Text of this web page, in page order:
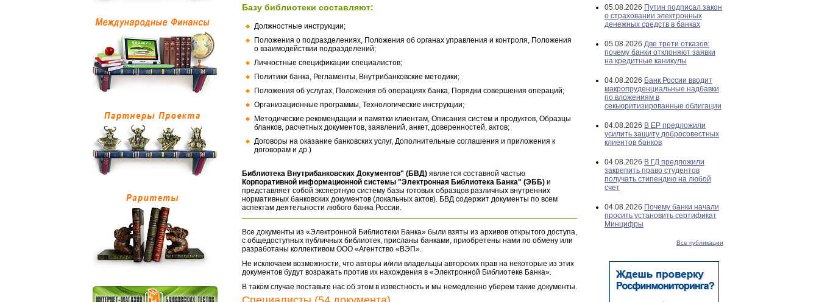
Базу библиотеки составляют:
Должностные инструкции;
Положения о подразделениях, Положения об органах управления и контроля, Положения
о взаимодействии подразделений;
Личностные спецификации специалистов;
Политики банка, Регламенты, Внутрибанковские методики;
Положения об услугах, Положения об операциях банка, Порядки совершения операций;
Организационные программы, Технологические инструкции;
Методические рекомендации и памятки клиентам, Описания систем и продуктов, Образцы
бланков, расчетных документов, заявлений, анкет, доверенностей, актов;
Договоры на оказание банковских услуг, Дополнительные соглашения и приложения к
договорам и др.)
Библиотека Внутрибанковских Документов" (БВД) является составной частью
Корпоративной информационной системы "Электронная Библиотека Банка" (ЭББ) и
представляет собой экспертную систему базы готовых образцов различных внутренних
нормативных банковских документов (локальных актов). БВД содержит документы по всем
аспектам деятельности любого банка России.
Все документы из «Электронной Библиотеки Банка» были взяты из архивов открытого доступа,
с общедоступных публичных библиотек, присланы банками, приобретены нами по обмену или
разработаны коллективом ООО «Агентство «ВЭП».
Не исключаем возможности, что авторы и/или владельцы авторских прав на некоторые из этих
документов будут возражать против их нахождения в «Электронной Библиотеке Банка».
В таком случае поставьте нас об этом в известность и мы немедленно уберем такие документы.
05.08.2026 Путин подписал закон
о страховании электронных
денежных средств в банках
05.08.2026 Две трети отказов:
почему банки отклоняют заявки
на кредитные каникулы
04.08.2026 Банк России вводит
макропруденциальные надбавки
по вложениям в
секьюритизированные облигации
04.08.2026 В ЕР предложили
усилить защиту добросовестных
клиентов банков
04.08.2026 В ГД предложили
закрепить право студентов
получать стипендию на любой
счет
04.08.2026 Почему банки начали
просить установить сертификат
Минцифры
Все публикации